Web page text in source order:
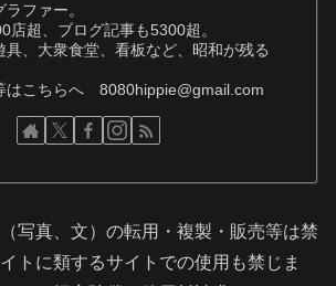
ファー。
店超、ブログ記事も5300超。
具、大衆食堂、看板など、昭和が残る
はこちらへ 8080hippie@gmail.com
写真、文）の転用・複製・販売等は禁
トに類するサイトでの使用も禁じま